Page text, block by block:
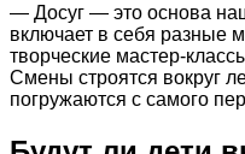
— Досуг — это основа
включает в себя разные
творческие мастер-
Смены строятся вокруг
погружаются с самого